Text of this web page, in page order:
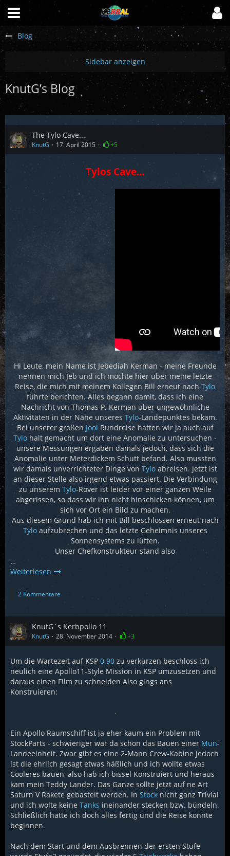
Blog
KnutG’s Blog
The Tylo Cave...
KnutG 17. April 2015 +5
Tylos Cave...
Hi Leute, mein Name ist Jebediah Kerman - meine Freunde
nennen mich Jeb und ich möchte hier über meine letzte
Reise, die mich mit meinem Kollegen Bill erneut nach Tylo
führte berichten. Alles begann damit, dass ich eine
Nachricht von Thomas P. Kerman über ungewöhnliche
Aktivitäten in der Nähe unseres Tylo-Landepunktes bekam.
Bei unserer großen Jool Rundreise hatten wir ja auch auf
Tylo halt gemacht um dort eine Anomalie zu untersuchen -
unsere Messungen ergaben damals jedoch, dass sich die
Anomalie unter Meterdickem Schutt befand. Also mussten
wir damals unverrichteter Dinge von Tyloabreisen. Jetzt ist
an dieser Stelle also irgend etwas passiert. Die Verbindung
zu unserem Tylo-Rover ist leider vor einer ganzen Weile
abgerissen, so dass wir ihn nicht hinschicken können, um
sich vor Ort ein Bild zu machen.
Aus diesem Grund hab ich mit Bill beschlossen erneut nach
Tyloaufzubrechen und das letzte Geheimnis unseres
Sonnensystems zu lüften.
Unser Chefkonstrukteur stand also
…
Weiterlesen
2 Kommentare
KnutG`s Kerbpollo 11
KnutG 28. November 2014 +3
Um die Wartezeit auf KSP 0.90 zu verkürzen beschloss ich
neulich eine Apollo11-Style Mission in KSP umzusetzen und
daraus einen Film zu schneiden Also gings ans
Konstruieren:
Ein Apollo Raumschiff ist ja eher kaum ein Problem mit
StockParts - schwieriger war da schon das Bauen einer Mun-
Landeeinheit. Zwar gibt es eine 2-Mann Crew-Kabine jedoch
ist die ehrlich gesagt etwas häßlich und ich wollte etwas
Cooleres bauen, also hab ich bissel Konstruiert und heraus
kam mein Teddy Lander. Das Ganze sollte jetzt auf ne Art
Saturn V Rakete gebastelt werden. In Stock nicht ganz Trivial
und ich wolte keine Tanks ineinander stecken bzw. bündeln.
Schließlich hatte ich doch alles fertig und die Reise konnte
beginnen.
Nach dem Start und dem Ausbrennen der ersten Stufe